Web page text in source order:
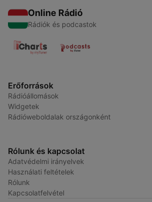
Online Rádió
Rádiók és podcastok
Erőforrások
Rádióállomások
Widgetek
Rádióweboldalak országonként
Rólunk és kapcsolat
Adatvédelmi irányelvek
Használati feltételek
Rólunk
Kapcsolatfelvétel